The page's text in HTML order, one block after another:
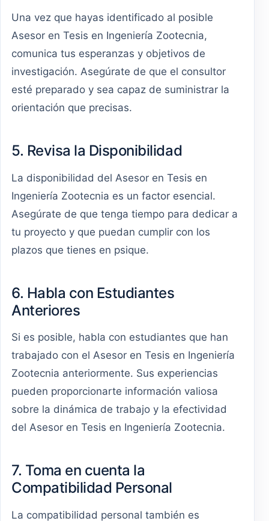
Una vez que hayas identificado al posible
Asesor en Tesis en Ingeniería Zootecnia,
comunica tus esperanzas y objetivos de
investigación. Asegúrate de que el consultor
esté preparado y sea capaz de suministrar la
orientación que precisas.
5. Revisa la Disponibilidad
La disponibilidad del Asesor en Tesis en
Ingeniería Zootecnia es un factor esencial.
Asegúrate de que tenga tiempo para dedicar a
tu proyecto y que puedan cumplir con los
plazos que tienes en psique.
6. Habla con Estudiantes
Anteriores
Si es posible, habla con estudiantes que han
trabajado con el Asesor en Tesis en Ingeniería
Zootecnia anteriormente. Sus experiencias
pueden proporcionarte información valiosa
sobre la dinámica de trabajo y la efectividad
del Asesor en Tesis en Ingeniería Zootecnia.
7. Toma en cuenta la
Compatibilidad Personal
La compatibilidad personal también es